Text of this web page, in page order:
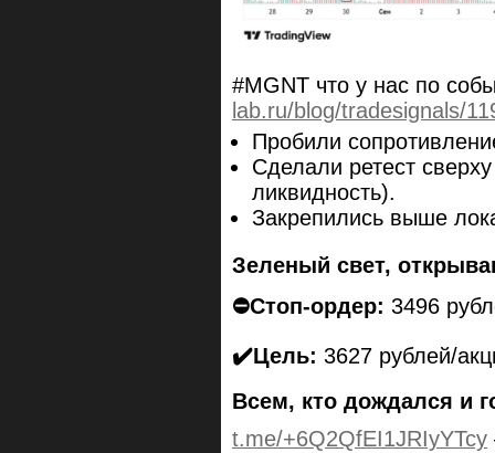
#MGNT что у нас по
lab.ru/blog/tradesignals/
Пробили
Сделали ретест
ликвидность).
Закрепились выше
Зеленый свет,
⛔️Стоп-ордер: 3496
✔️Цель: 3627 рублей/
Всем, кто дождался и
t.me/+6Q2QfEI1JRIyYTcy